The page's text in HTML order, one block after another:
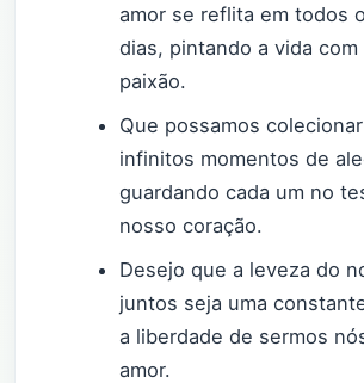
amor se reflita em todos
dias, pintando a vida com
paixão.
Que possamos
infinitos momentos de
guardando cada um no
nosso coração.
Desejo que a leveza do
juntos seja uma
a liberdade de sermos
amor.